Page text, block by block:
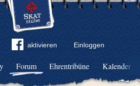
aktivieren Einloggen
Forum Ehrentribüne Kalender